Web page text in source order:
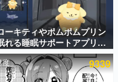
々に製作時のエピソードをお
ーム）とは何か？を探ってい
。『赫本』は、〈試験問題〉
です。
ーキティやポムポムプリン
れる睡眠サポートアプリ
めたび』が配信中。キャラ
のASMRや目覚ましアラー
搭載
度 9339